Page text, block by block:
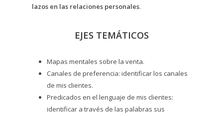
lazos en las relaciones personales.
EJES TEMÁTICOS
Mapas mentales sobre la venta.
Canales de preferencia: identificar los canales
de mis clientes.
Predicados en el lenguaje de mis clientes:
identificar a través de las palabras sus